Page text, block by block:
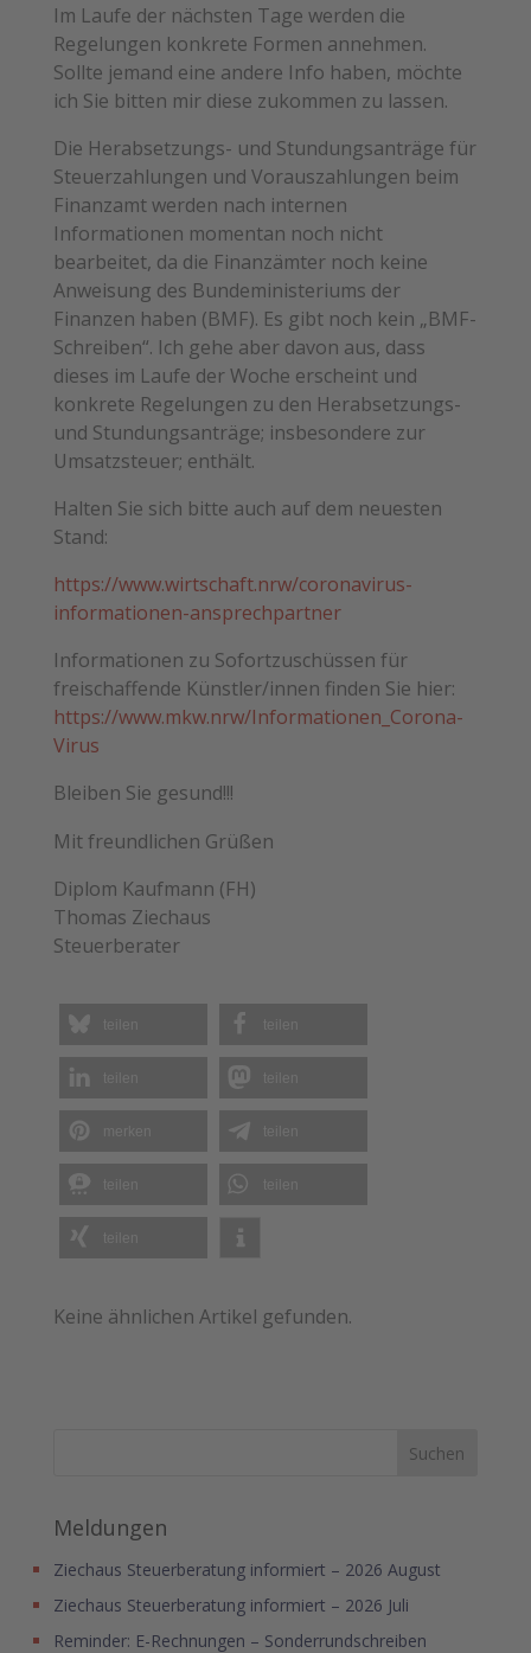
Im Laufe der nächsten Tage werden die
Regelungen konkrete Formen annehmen.
Sollte jemand eine andere Info haben, möchte
ich Sie bitten mir diese zukommen zu lassen.
Die Herabsetzungs- und Stundungsanträge für
Steuerzahlungen und Vorauszahlungen beim
Finanzamt werden nach internen
Informationen momentan noch nicht
bearbeitet, da die Finanzämter noch keine
Anweisung des Bundeministeriums der
Finanzen haben (BMF). Es gibt noch kein „BMF-
Schreiben“. Ich gehe aber davon aus, dass
dieses im Laufe der Woche erscheint und
konkrete Regelungen zu den Herabsetzungs-
und Stundungsanträge; insbesondere zur
Umsatzsteuer; enthält.
Halten Sie sich bitte auch auf dem neuesten
Stand:
https://www.wirtschaft.nrw/coronavirus-
informationen-ansprechpartner
Informationen zu Sofortzuschüssen für
freischaffende Künstler/innen finden Sie hier:
https://www.mkw.nrw/Informationen_Corona-
Virus
Bleiben Sie gesund!!!
Mit freundlichen Grüßen
Diplom Kaufmann (FH)
Thomas Ziechaus
Steuerberater
teilen teilen
teilen teilen
teilen
teilen teilen
teilen
Keine ähnlichen Artikel gefunden.
Meldungen
Ziechaus Steuerberatung informiert – 2026 August
Ziechaus Steuerberatung informiert – 2026 Juli
Reminder: E-Rechnungen – Sonderrundschreiben